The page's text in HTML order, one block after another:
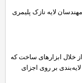
لایه‌ نازک پلیمری
ابزارهای ساخت که
بر روی اجزای